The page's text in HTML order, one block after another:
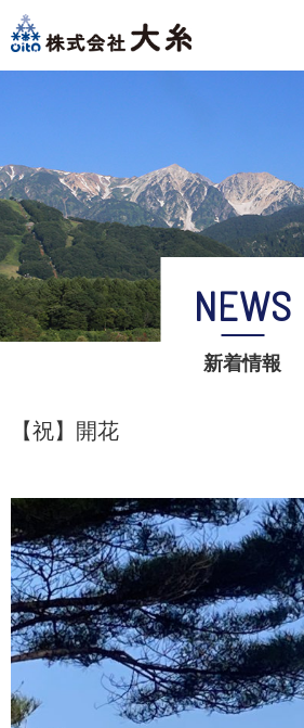
NEWS
新着情報
【祝】開花